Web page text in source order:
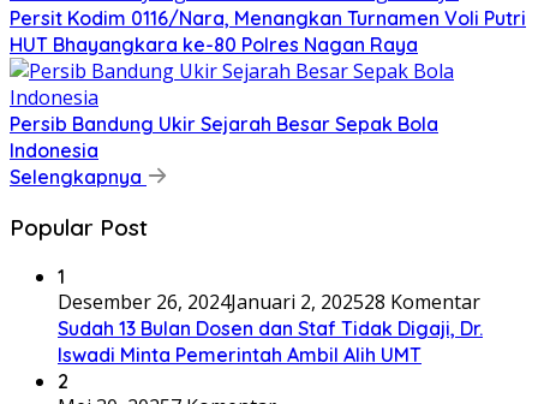
Persit Kodim 0116/Nara, Menangkan Turnamen Voli Putri
HUT Bhayangkara ke-80 Polres Nagan Raya
Persib Bandung Ukir Sejarah Besar Sepak Bola
Indonesia
Selengkapnya
Popular Post
1
Desember 26, 2024Januari 2, 202528 Komentar
Sudah 13 Bulan Dosen dan Staf Tidak Digaji, Dr.
Iswadi Minta Pemerintah Ambil Alih UMT
2